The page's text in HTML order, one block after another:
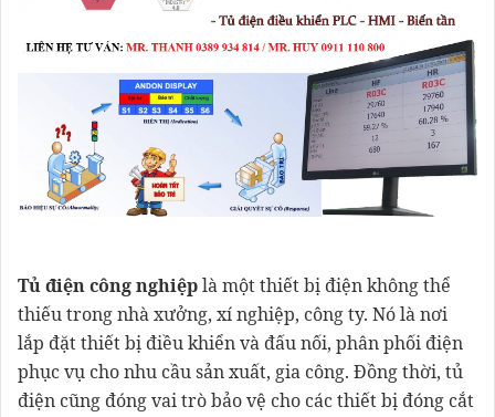
Tủ điện công nghiệplà một thiết bị điện không thể
thiếu trong nhà xưởng, xí nghiệp, công ty. Nó là nơi
lắp đặt thiết bị điều khiển và đấu nối, phân phối điện
phục vụ cho nhu cầu sản xuất, gia công. Đồng thời, tủ
điện cũng đóng vai trò bảo vệ cho các thiết bị đóng cắt